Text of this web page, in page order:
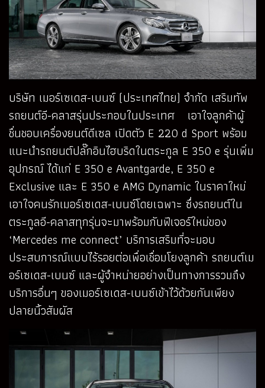
บริษัท เมอร์เซเดส-เบนซ์ (ประเทศไทย) จำกัด เสริมทัพ
รถยนต์อี-คลาสรุ่นประกอบในประเทศ เอาใจลูกค้าผู้
ชื่นชอบเครื่องยนต์ดีเซล เปิดตัว E 220 d Sport พร้อม
แนะนำรถยนต์ปลั๊กอินไฮบริดในตระกูล E 350 e รุ่นเพิ่ม
อุปกรณ์ ได้แก่ E 350 e Avantgarde, E 350 e
Exclusive และ E 350 e AMG Dynamic ในราคาใหม่
เอาใจคนรักเมอร์เซเดส-เบนซ์โดยเฉพาะ ซึ่งรถยนต์ใน
ตระกูลอี-คลาสทุกรุ่นจะมาพร้อมกับฟีเจอร์ใหม่ของ
‘Mercedes me connect’ บริการเสริมที่จะมอบ
ประสบการณ์แบบไร้รอยต่อเพื่อเชื่อมโยงลูกค้า รถยนต์เม
อร์เซเดส-เบนซ์ และผู้จำหน่ายอย่างเป็นทางการรวมถึง
บริการอื่นๆ ของเมอร์เซเดส-เบนซ์เข้าไว้ด้วยกันเพียง
ปลายนิ้วสัมผัส